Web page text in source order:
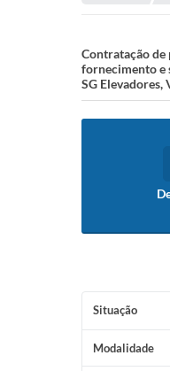
Contratação de
fornecimento e
SG Elevadores,
Situação
Modalidade